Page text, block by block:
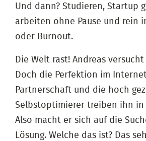
Und dann? Studieren, Startup
arbeiten ohne Pause und rein
oder Burnout.
Die Welt rast! Andreas
Doch die Perfektion im
Partnerschaft und die hoch
Selbstoptimierer treiben ihn in
Also macht er sich auf die
Lösung. Welche das ist? Das